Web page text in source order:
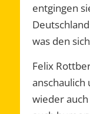
entgingen
was den
Felix
wieder